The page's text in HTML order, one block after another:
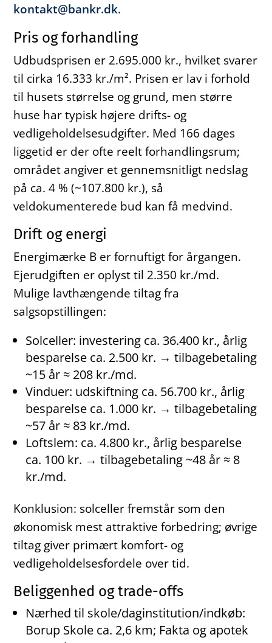
kontakt@bankr.dk.
Pris og forhandling
Udbudsprisen er 2.695.000 kr., hvilket svarer
til cirka 16.333 kr./m². Prisen er lav i forhold
til husets størrelse og grund, men større
huse har typisk højere drifts- og
vedligeholdelsesudgifter. Med 166 dages
liggetid er der ofte reelt forhandlingsrum;
området angiver et gennemsnitligt nedslag
på ca. 4 % (~107.800 kr.), så
veldokumenterede bud kan få medvind.
Drift og energi
Energimærke B er fornuftigt for årgangen.
Ejerudgiften er oplyst til 2.350 kr./md.
Mulige lavthængende tiltag fra
salgsopstillingen:
Solceller: investering ca. 36.400 kr., årlig
besparelse ca. 2.500 kr. → tilbagebetaling
~15 år ≈ 208 kr./md.
Vinduer: udskiftning ca. 56.700 kr., årlig
besparelse ca. 1.000 kr. → tilbagebetaling
~57 år ≈ 83 kr./md.
Loftslem: ca. 4.800 kr., årlig besparelse
ca. 100 kr. → tilbagebetaling ~48 år ≈ 8
kr./md.
Konklusion: solceller fremstår som den
økonomisk mest attraktive forbedring; øvrige
tiltag giver primært komfort- og
vedligeholdelsesfordele over tid.
Beliggenhed og trade-offs
Nærhed til skole/daginstitution/indkøb:
Borup Skole ca. 2,6 km; Fakta og apotek